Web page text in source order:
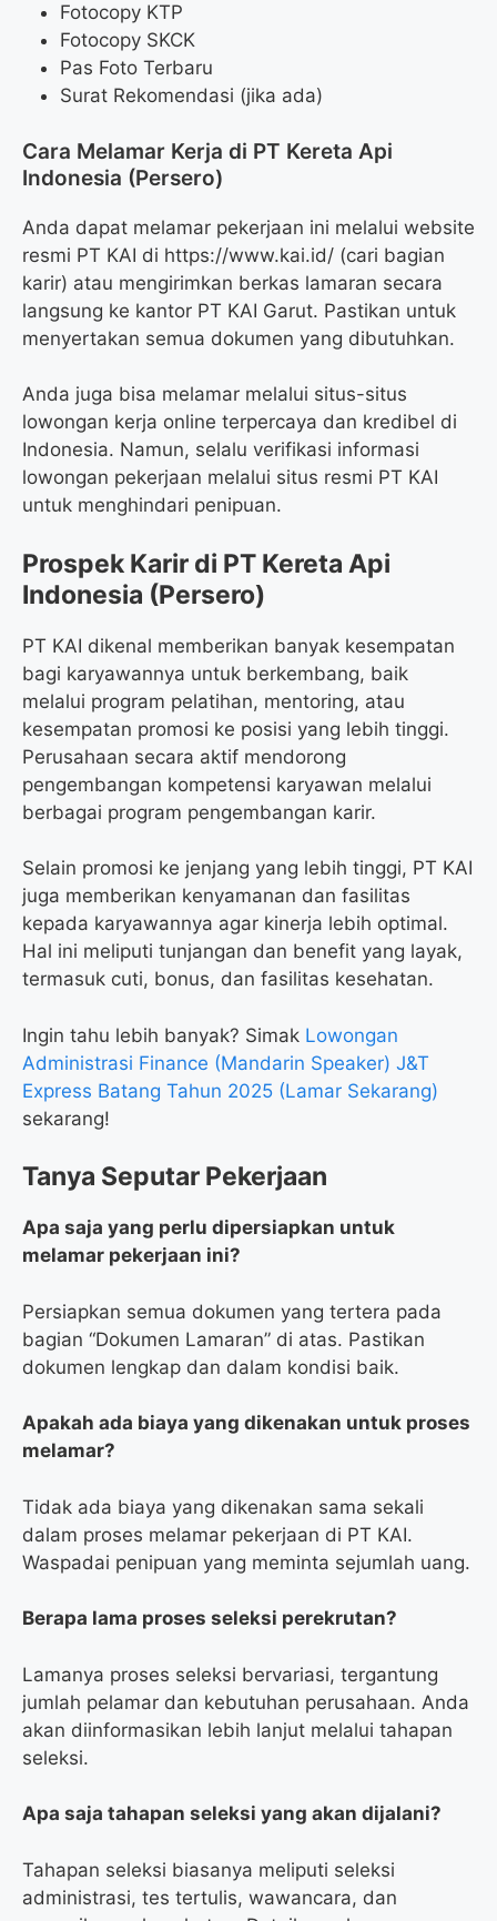
Fotocopy KTP
Fotocopy SKCK
Pas Foto Terbaru
Surat Rekomendasi (jika ada)
Cara Melamar Kerja di PT Kereta Api
Indonesia (Persero)
Anda dapat melamar pekerjaan ini melalui website
resmi PT KAI di https://www.kai.id/ (cari bagian
karir) atau mengirimkan berkas lamaran secara
langsung ke kantor PT KAI Garut. Pastikan untuk
menyertakan semua dokumen yang dibutuhkan.
Anda juga bisa melamar melalui situs-situs
lowongan kerja online terpercaya dan kredibel di
Indonesia. Namun, selalu verifikasi informasi
lowongan pekerjaan melalui situs resmi PT KAI
untuk menghindari penipuan.
Prospek Karir di PT Kereta Api
Indonesia (Persero)
PT KAI dikenal memberikan banyak kesempatan
bagi karyawannya untuk berkembang, baik
melalui program pelatihan, mentoring, atau
kesempatan promosi ke posisi yang lebih tinggi.
Perusahaan secara aktif mendorong
pengembangan kompetensi karyawan melalui
berbagai program pengembangan karir.
Selain promosi ke jenjang yang lebih tinggi, PT KAI
juga memberikan kenyamanan dan fasilitas
kepada karyawannya agar kinerja lebih optimal.
Hal ini meliputi tunjangan dan benefit yang layak,
termasuk cuti, bonus, dan fasilitas kesehatan.
Ingin tahu lebih banyak? Simak Lowongan
Administrasi Finance (Mandarin Speaker) J&T
Express Batang Tahun 2025 (Lamar Sekarang)
sekarang!
Tanya Seputar Pekerjaan
Apa saja yang perlu dipersiapkan untuk
melamar pekerjaan ini?
Persiapkan semua dokumen yang tertera pada
bagian “Dokumen Lamaran” di atas. Pastikan
dokumen lengkap dan dalam kondisi baik.
Apakah ada biaya yang dikenakan untuk proses
melamar?
Tidak ada biaya yang dikenakan sama sekali
dalam proses melamar pekerjaan di PT KAI.
Waspadai penipuan yang meminta sejumlah uang.
Berapa lama proses seleksi perekrutan?
Lamanya proses seleksi bervariasi, tergantung
jumlah pelamar dan kebutuhan perusahaan. Anda
akan diinformasikan lebih lanjut melalui tahapan
seleksi.
Apa saja tahapan seleksi yang akan dijalani?
Tahapan seleksi biasanya meliputi seleksi
administrasi, tes tertulis, wawancara, dan